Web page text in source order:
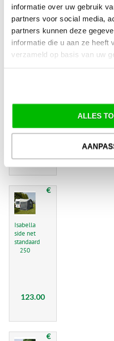
informatie over uw gebruik
partners voor social media,
partners kunnen deze
informatie die u aan ze heeft
verzameld op basis van uw
ALLES
148.00
pacific
€
Isabella
side net
standaard
250
€
123.00
€